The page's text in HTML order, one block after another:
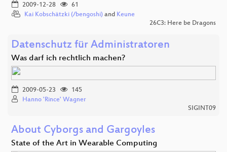
2009-12-28
61
Kai Kobschätzki (/bengoshi) and Keune
26C3: Here be Dragons
Datenschutz für Administratoren
Was darf ich rechtlich machen?
2009-05-23
145
Hanno 'Rince' Wagner
SIGINT09
About Cyborgs and Gargoyles
State of the Art in Wearable Computing